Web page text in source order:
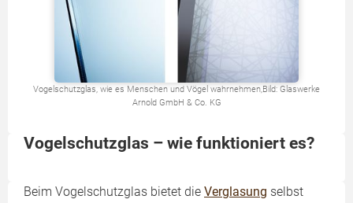
Vogelschutzglas, wie es Menschen und Vögel wahrnehmen,Bild: Glaswerke
Arnold GmbH & Co. KG
Vogelschutzglas – wie funktioniert es?
Beim Vogelschutzglas bietet die Verglasung selbst